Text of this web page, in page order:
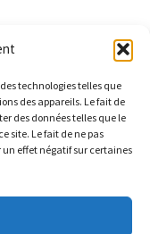
technologies telles que
des appareils. Le fait de
des données telles que le
site. Le fait de ne pas
effet négatif sur certaines
Le
prix
actuel
est :
304,00 €.
de vente et